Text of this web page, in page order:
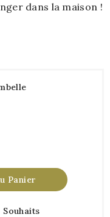
dans la maison !
Panier